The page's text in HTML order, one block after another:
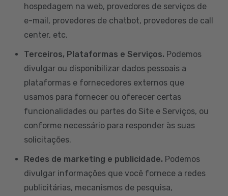
hospedagem na web, provedores de serviços de
e-mail, provedores de chatbot, provedores de call
center, etc.
Terceiros, Plataformas e Serviços. Podemos
divulgar ou disponibilizar dados pessoais a
plataformas e fornecedores externos que
usamos para fornecer ou oferecer certas
funcionalidades ou partes do Site e Serviços, ou
conforme necessário para responder às suas
solicitações.
Redes de marketing e publicidade. Podemos
divulgar informações que você fornece a redes
publicitárias, mecanismos de pesquisa,